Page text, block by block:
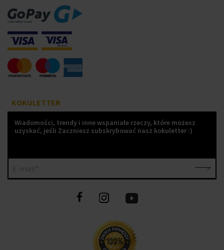
KOKULETTER
Wiadomości, trendy i inne wspaniałe rzeczy, które możesz
uzyskać, jeśli Zaczniesz subskrybować nasz kokuletter :)